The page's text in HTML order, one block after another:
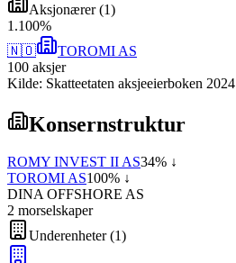
Aksjonærer(1)
1 .100%
🇳🇴
TOROMI AS
100 aksjer
Kilde: Skatteetaten aksjeeierboken 2024
Konsernstruktur
ROMY INVEST II AS34% ↓
TOROMI AS100% ↓
DINA OFFSHORE AS
2 morselskaper
Underenheter(1)